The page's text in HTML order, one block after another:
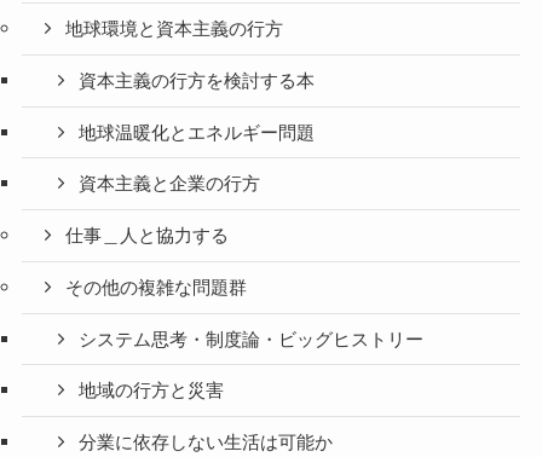
地球環境と資本主義の行方
資本主義の行方を検討する本
地球温暖化とエネルギー問題
資本主義と企業の行方
仕事＿人と協力する
その他の複雑な問題群
システム思考・制度論・ビッグヒストリー
地域の行方と災害
分業に依存しない生活は可能か